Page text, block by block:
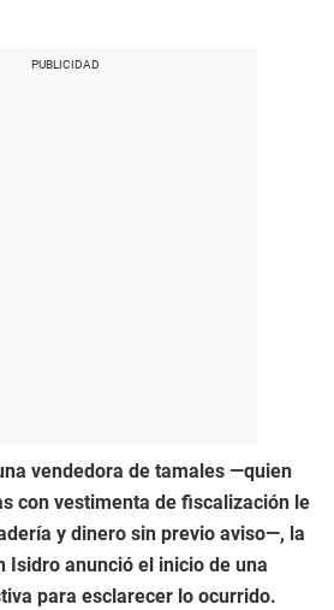
vendedora de tamales —quien
con vestimenta de fiscalización le
y dinero sin previo aviso—, la
Isidro anunció el inicio de una
para esclarecer lo ocurrido.